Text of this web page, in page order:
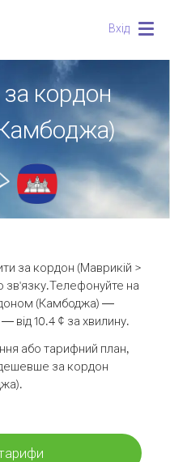
Вхід
кордон
за кордон (Маврикій >
зв'язку.Телефонуйте на
(Камбоджа) —
від 10.4 ¢ за хвилину.
або тарифний план,
за кордон